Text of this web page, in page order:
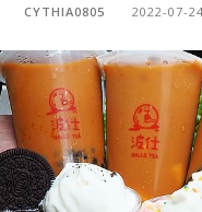
CYTHIA0805 2022-07-